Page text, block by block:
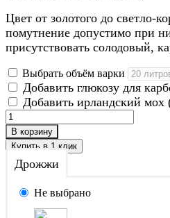
Цвет от золотого до светло-
помутнение допустимо при
присутствовать солодовый,
Выбрать объём варки
Добавить глюкозу для
Добавить ирландский мох
В корзину
Дрожжи
Не выбрано